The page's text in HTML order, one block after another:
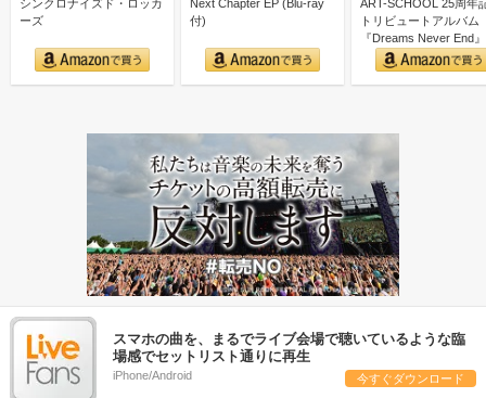
シンクロナイズド・ロッカ
ーズ
Next Chapter EP (Blu-ray
付)
ART-SCHOOL 25周年
トリビュートアルバム
『Dreams Never End』
スマホの曲を、まるでライブ会場で聴いているような臨
場感でセットリスト通りに再生
iPhone/Android 今すぐダウンロード